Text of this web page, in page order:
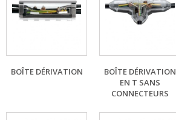
BOÎTE DÉRIVATION
BOÎTE DÉRIVATION
EN T SANS
CONNECTEURS